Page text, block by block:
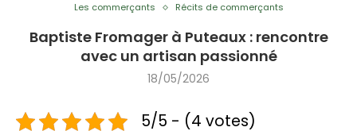
Les commerçants Récits de commerçants
Baptiste Fromager à Puteaux : rencontre
avec un artisan passionné
18/05/2026
5/5 - (4 votes)